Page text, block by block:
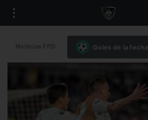
Goles de la fecha